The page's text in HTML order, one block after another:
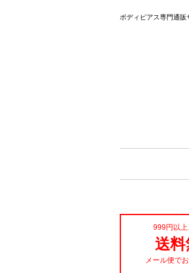
ボディピアス専門通販
999円以
送料
メール便で